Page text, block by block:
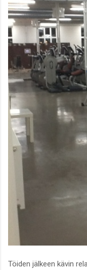
Töiden jälkeen kävin